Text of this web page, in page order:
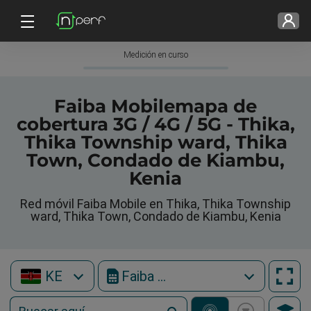
Medición en curso
Faiba Mobilemapa de
cobertura 3G / 4G / 5G - Thika,
Thika Township ward, Thika
Town, Condado de Kiambu,
Kenia
Red móvil Faiba Mobile en Thika, Thika Township
ward, Thika Town, Condado de Kiambu, Kenia
KE Faiba Mobile